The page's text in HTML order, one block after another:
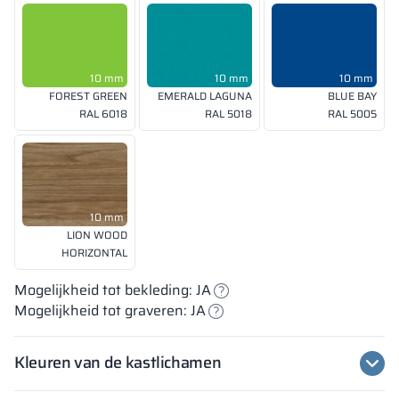
10 mm
FOREST GREEN
RAL 6018
10 mm
EMERALD LAGUNA
RAL 5018
10 mm
BLUE BAY
RAL 5005
10 mm
LION WOOD
HORIZONTAL
Mogelijkheid tot bekleding: JA
Mogelijkheid tot graveren: JA
Kleuren van de kastlichamen